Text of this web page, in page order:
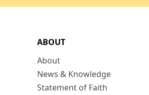
ABOUT
About
News & Knowledge
Statement of Faith